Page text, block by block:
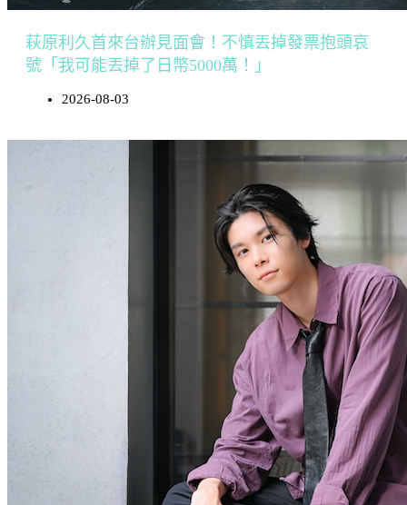
萩原利久首來台辦見面會！不慎丟掉發票抱頭哀
號「我可能丟掉了日幣5000萬！」
2026-08-03